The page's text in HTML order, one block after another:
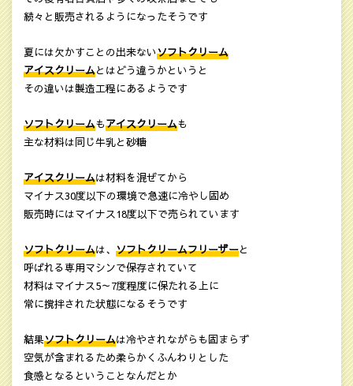
続々と販売されるようになったそうです
夏には欠かすことの出来ないソフトクリーム
アイスクリームとはどう違うかというと
その違いは製造工程にあるようです
ソフトクリームもアイスクリームも
主な材料は同じ牛乳と砂糖
アイスクリームは材料を混ぜてから
マイナス30度以下の環境で急速に冷やし固め
販売時にはマイナス18度以下で売られています
ソフトクリームは、 ソフトクリームフリーザーと
呼ばれる専用マシンで保存されていて
材料はマイナス5～7度程度に保たれる上に
常に撹拌された状態になるそうです
結果ソフトクリームは冷やされながらも固まらず
空気が含まれるため柔らかくふんわりとした
食感となるということなんだとか